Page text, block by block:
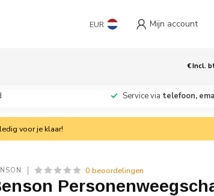
EUR Mijn account
€Incl.
Service via telefoon,
voor je klaar!
0 beoordelingen